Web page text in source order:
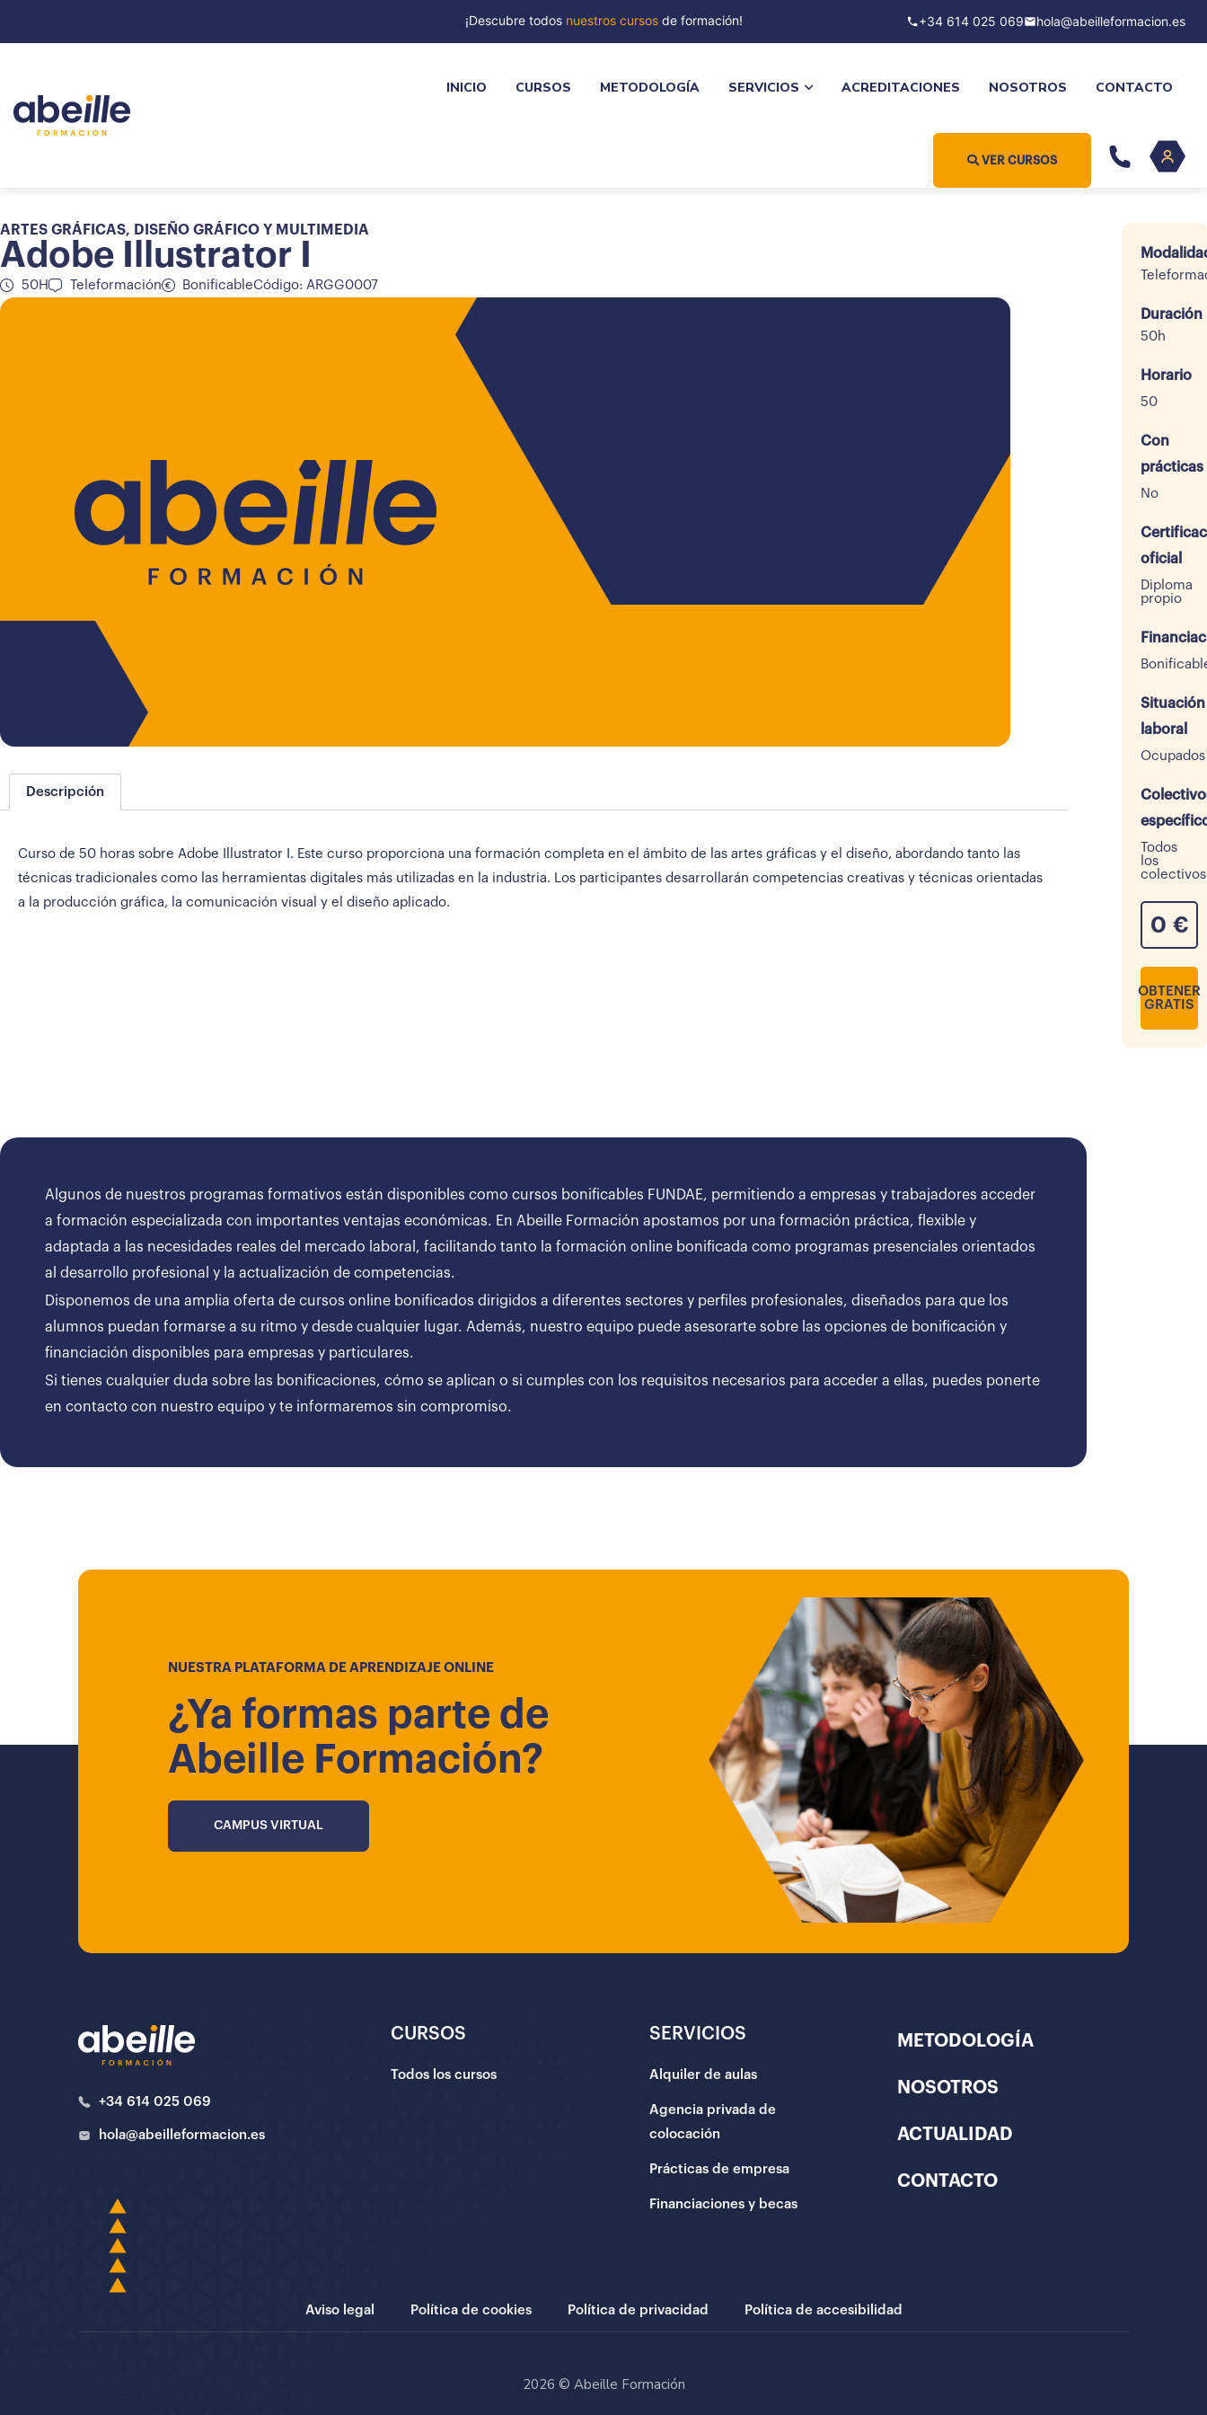
¡Descubre todos nuestros cursosde formación! +34 614 025 069 hola@abeilleformacion.es
INICIO CURSOS METODOLOGÍA SERVICIOS ACREDITACIONES NOSOTROS CONTACTO
VER CURSOS
ARTES GRÁFICAS, DISEÑO GRÁFICO Y MULTIMEDIA
Adobe Illustrator I
50H Teleformación BonificableCódigo: ARGG0007
Descripción
Curso de 50 horas sobre Adobe Illustrator I. Este curso proporciona una formación completa en el ámbito de las artes gráficas y el diseño, abordando tanto las
técnicas tradicionales como las herramientas digitales más utilizadas en la industria. Los participantes desarrollarán competencias creativas y técnicas orientadas
a la producción gráfica, la comunicación visual y el diseño aplicado.
Duración
50h
Horario
50
Con
prácticas
No
oficial
Diploma
propio
Situación
laboral
Ocupados
Todos
los
colectivos
0 €
OBTENER
GRATIS
Algunos de nuestros programas formativos están disponibles como cursos bonificables FUNDAE, permitiendo a empresas y trabajadores acceder
a formación especializada con importantes ventajas económicas. En Abeille Formación apostamos por una formación práctica, flexible y
adaptada a las necesidades reales del mercado laboral, facilitando tanto la formación online bonificada como programas presenciales orientados
al desarrollo profesional y la actualización de competencias.
Disponemos de una amplia oferta de cursos online bonificados dirigidos a diferentes sectores y perfiles profesionales, diseñados para que los
alumnos puedan formarse a su ritmo y desde cualquier lugar. Además, nuestro equipo puede asesorarte sobre las opciones de bonificación y
financiación disponibles para empresas y particulares.
Si tienes cualquier duda sobre las bonificaciones, cómo se aplican o si cumples con los requisitos necesarios para acceder a ellas, puedes ponerte
en contacto con nuestro equipo y te informaremos sin compromiso.
NUESTRA PLATAFORMA DE APRENDIZAJE ONLINE
¿Ya formas parte de
Abeille Formación?
CAMPUS VIRTUAL
+34 614 025 069
hola@abeilleformacion.es
CURSOS
Todos los cursos
SERVICIOS
Alquiler de aulas
Agencia privada de
colocación
Prácticas de empresa
Financiaciones y becas
METODOLOGÍA
NOSOTROS
ACTUALIDAD
CONTACTO
Aviso legal Política de cookies Política de privacidad Política de accesibilidad
2026 © Abeille Formación